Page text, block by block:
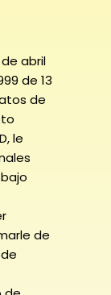
abril
de 13
de
le
de